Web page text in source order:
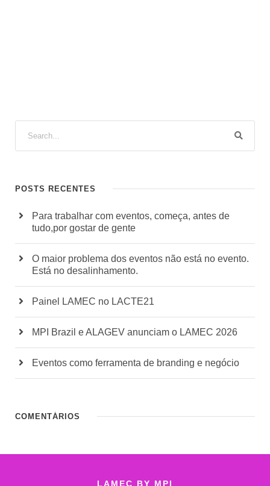
POSTS RECENTES
Para trabalhar com eventos, começa, antes de
tudo,por gostar de gente
O maior problema dos eventos não está no evento.
Está no desalinhamento.
Painel LAMEC no LACTE21
MPI Brazil e ALAGEV anunciam o LAMEC 2026
Eventos como ferramenta de branding e negócio
COMENTÁRIOS
LAMEC BY MPI